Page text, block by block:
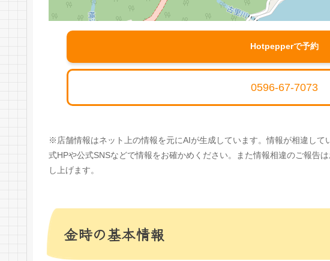
Hotpepperで予約
0596-67-7073
※店舗情報はネット上の情報を元にAIが生成しています。情報が相違し
式HPや公式SNSなどで情報をお確かめください。また情報相違のご報告
し上げます。
金時の基本情報